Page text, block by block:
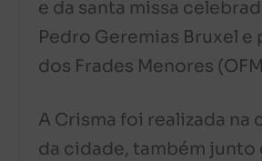
e da santa missa
Pedro Geremias Bruxel e
dos Frades Menores
A Crisma foi realizada na
da cidade, também junto